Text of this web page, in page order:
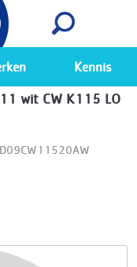
Bekijk
Kennis
wit CW K115 LO